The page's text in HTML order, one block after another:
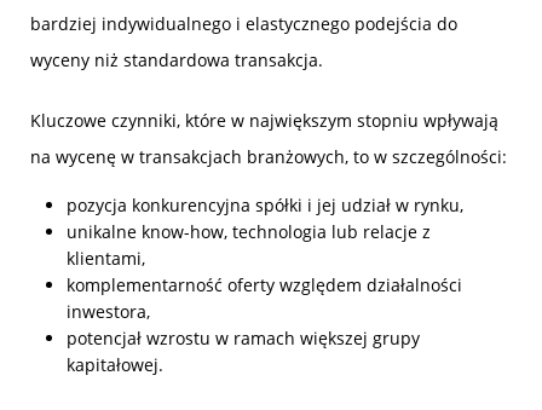
bardziej indywidualnego i elastycznego podejścia do
wyceny niż standardowa transakcja.
Kluczowe czynniki, które w największym stopniu wpływają
na wycenę w transakcjach branżowych, to w szczególności:
pozycja konkurencyjna spółki i jej udział w rynku,
unikalne know-how, technologia lub relacje z
klientami,
komplementarność oferty względem działalności
inwestora,
potencjał wzrostu w ramach większej grupy
kapitałowej.